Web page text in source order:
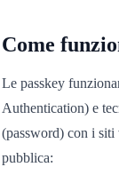
Come
Le passkey
Authentication) e
(password) con i siti
pubblica: